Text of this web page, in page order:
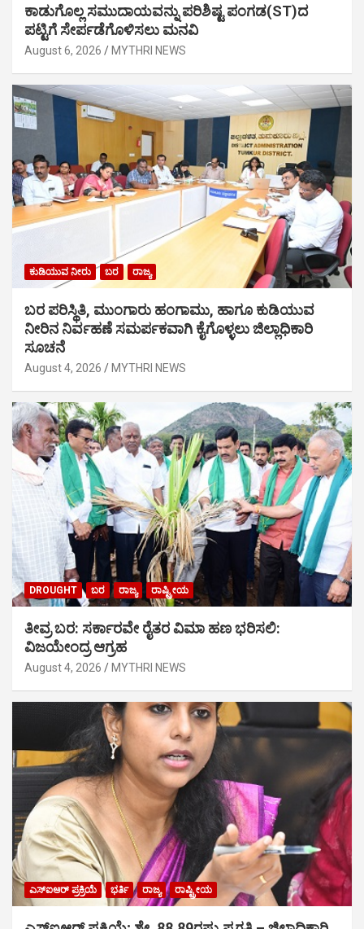
ಕಾಡುಗೊಲ್ಲ ಸಮುದಾಯವನ್ನು ಪರಿಶಿಷ್ಟ ಪಂಗಡ(ST)ದ
ಪಟ್ಟಿಗೆ ಸೇರ್ಪಡೆಗೊಳಿಸಲು ಮನವಿ
August 6, 2026 MYTHRI NEWS
ಕುಡಿಯುವ ನೀರು ಬರ ರಾಜ್ಯ
ಬರ ಪರಿಸ್ಥಿತಿ, ಮುಂಗಾರು ಹಂಗಾಮು, ಹಾಗೂ ಕುಡಿಯುವ
ನೀರಿನ ನಿರ್ವಹಣೆ ಸಮರ್ಪಕವಾಗಿ ಕೈಗೊಳ್ಳಲು ಜಿಲ್ಲಾಧಿಕಾರಿ
ಸೂಚನೆ
August 4, 2026 MYTHRI NEWS
DROUGHT ಬರ ರಾಜ್ಯ ರಾಷ್ಟ್ರೀಯ
ತೀವ್ರ ಬರ: ಸರ್ಕಾರವೇ ರೈತರ ವಿಮಾ ಹಣ ಭರಿಸಲಿ:
ವಿಜಯೇಂದ್ರ ಆಗ್ರಹ
August 4, 2026 MYTHRI NEWS
ಎಸ್‍ಐಆರ್ ಪ್ರಕ್ರಿಯೆ ಭರ್ತಿ ರಾಜ್ಯ ರಾಷ್ಟ್ರೀಯ